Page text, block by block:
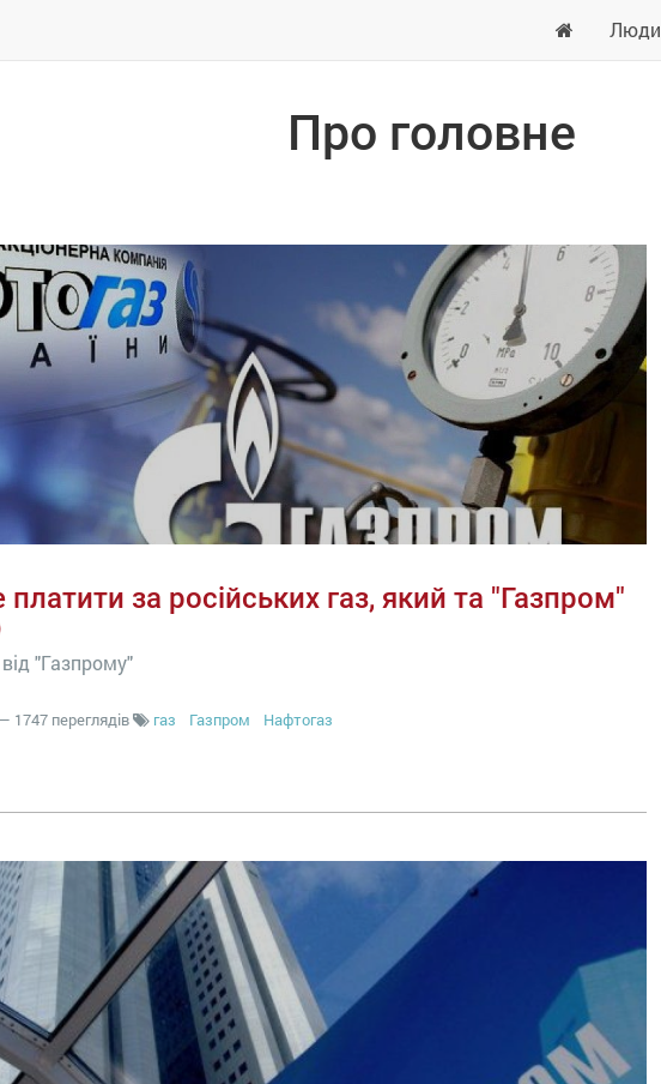
Люди
Про головне
за російських газ, який та "Газпром"
"Газпрому"
— 1747 переглядів газ Газпром Нафтогаз